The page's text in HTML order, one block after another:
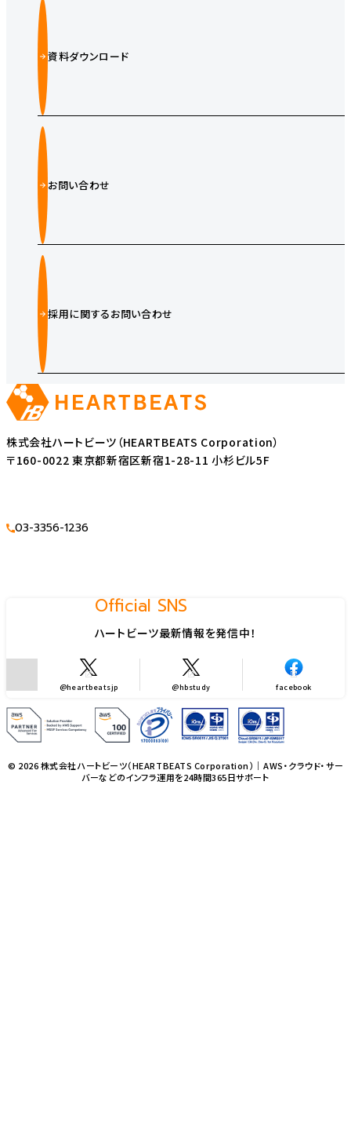
資料ダウンロード
お問い合わせ
採用に関するお問い合わせ
株式会社ハートビーツ（HEARTBEATS Corporation）
〒160-0022 東京都新宿区新宿1-28-11 小杉ビル5F
03-3356-1236
Official SNS
ハートビーツ最新情報を発信中！
@heartbeatsjp @hbstudy facebook
© 2026 株式会社ハートビーツ（HEARTBEATS Corporation）｜AWS・クラウド・サー
バーなどのインフラ運用を24時間365日サポート